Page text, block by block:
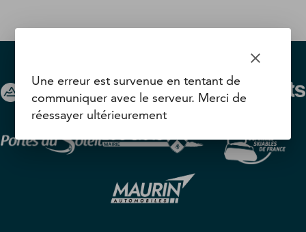
clear
Une erreur est survenue en tentant de
communiquer avec le serveur. Merci de
réessayer ultérieurement